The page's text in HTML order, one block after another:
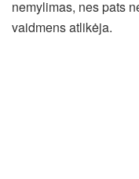
nemylimas, nes pats
vaidmens atlikėja.